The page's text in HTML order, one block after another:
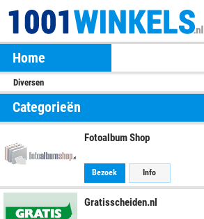
Home
Diversen
Categorieën
Fotoalbum Shop
Bezoek Info
Gratisscheiden.nl